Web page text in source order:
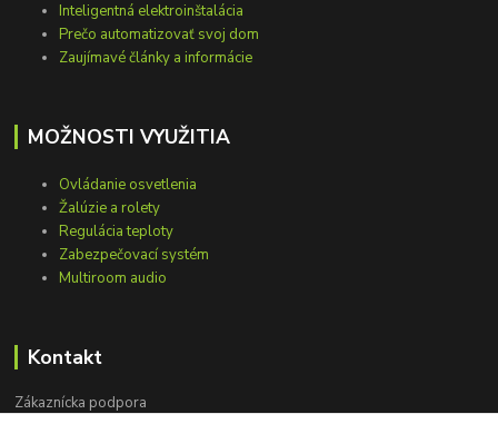
Inteligentná elektroinštalácia
Prečo automatizovať svoj dom
Zaujímavé články a informácie
MOŽNOSTI VYUŽITIA
Ovládanie osvetlenia
Žalúzie a rolety
Regulácia teploty
Zabezpečovací systém
Multiroom audio
Kontakt
Zákaznícka podpora